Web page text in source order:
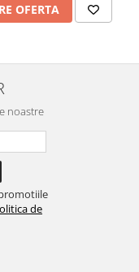
OFERTA
noastre
de